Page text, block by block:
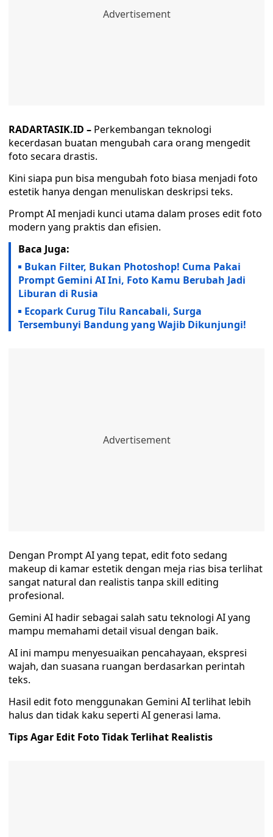
RADARTASIK.ID – Perkembangan teknologi
kecerdasan buatan mengubah cara orang mengedit
foto secara drastis.
Kini siapa pun bisa mengubah foto biasa menjadi foto
estetik hanya dengan menuliskan deskripsi teks.
Prompt AI menjadi kunci utama dalam proses edit foto
modern yang praktis dan efisien.
Baca Juga:
Bukan Filter, Bukan Photoshop! Cuma Pakai
Prompt Gemini AI Ini, Foto Kamu Berubah Jadi
Liburan di Rusia
Ecopark Curug Tilu Rancabali, Surga
Tersembunyi Bandung yang Wajib Dikunjungi!
Dengan Prompt AI yang tepat, edit foto sedang
makeup di kamar estetik dengan meja rias bisa terlihat
sangat natural dan realistis tanpa skill editing
profesional.
Gemini AI hadir sebagai salah satu teknologi AI yang
mampu memahami detail visual dengan baik.
AI ini mampu menyesuaikan pencahayaan, ekspresi
wajah, dan suasana ruangan berdasarkan perintah
teks.
Hasil edit foto menggunakan Gemini AI terlihat lebih
halus dan tidak kaku seperti AI generasi lama.
Tips Agar Edit Foto Tidak Terlihat Realistis